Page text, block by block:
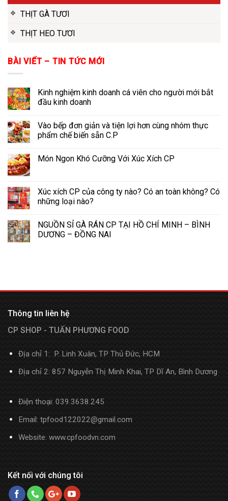
THỊT GÀ TƯƠI
THỊT HEO TƯƠI
BÀI VIẾT – TIN TỨC MỚI
Kinh nghiệm kinh doanh cá viên cho người mới bắt
đầu kinh doanh
Vào bếp đơn giản và tiện lợi hơn cùng nhóm thực
phẩm chế biến sẵn C.P
Món Ngon Khó Cưỡng Với Xúc Xích CP
Xúc xích CP của công ty nào? Có an toàn không? Có
những loại nào?
NGUỒN SỈ GÀ RÁN CP TẠI HỒ CHÍ MINH – BÌNH
DƯƠNG – ĐỒNG NAI
Thông tin liên hệ
CP SHOP - TUẤN PHƯƠNG FOOD
Địa chỉ 1: P. Linh Xuân, TP Thủ Đức, HCM
Địa chỉ 2: 857 Nguyễn Thị Minh Khai, TP Dĩ An, Bình Dương
Điện thoại:039.3638.245
Email: tpfood122022@gmail.com
Website: www.cpfoodvn.com
Kết nối với chúng tôi